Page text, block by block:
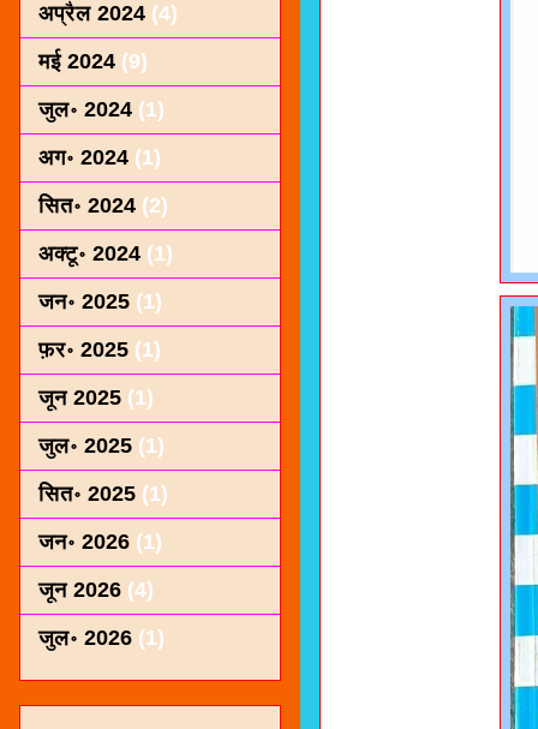
अप्रैल 2024 (4)
मई 2024 (9)
जुल॰ 2024 (1)
अग॰ 2024 (1)
सित॰ 2024 (2)
अक्टू॰ 2024 (1)
जन॰ 2025 (1)
फ़र॰ 2025 (1)
जून 2025 (1)
जुल॰ 2025 (1)
सित॰ 2025 (1)
जन॰ 2026 (1)
जून 2026 (4)
जुल॰ 2026 (1)